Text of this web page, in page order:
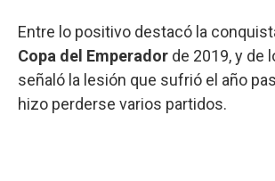
Entre lo positivo destacó la
Copa del Emperador de 2019, y de
señaló la lesión que sufrió el año
hizo perderse varios partidos.